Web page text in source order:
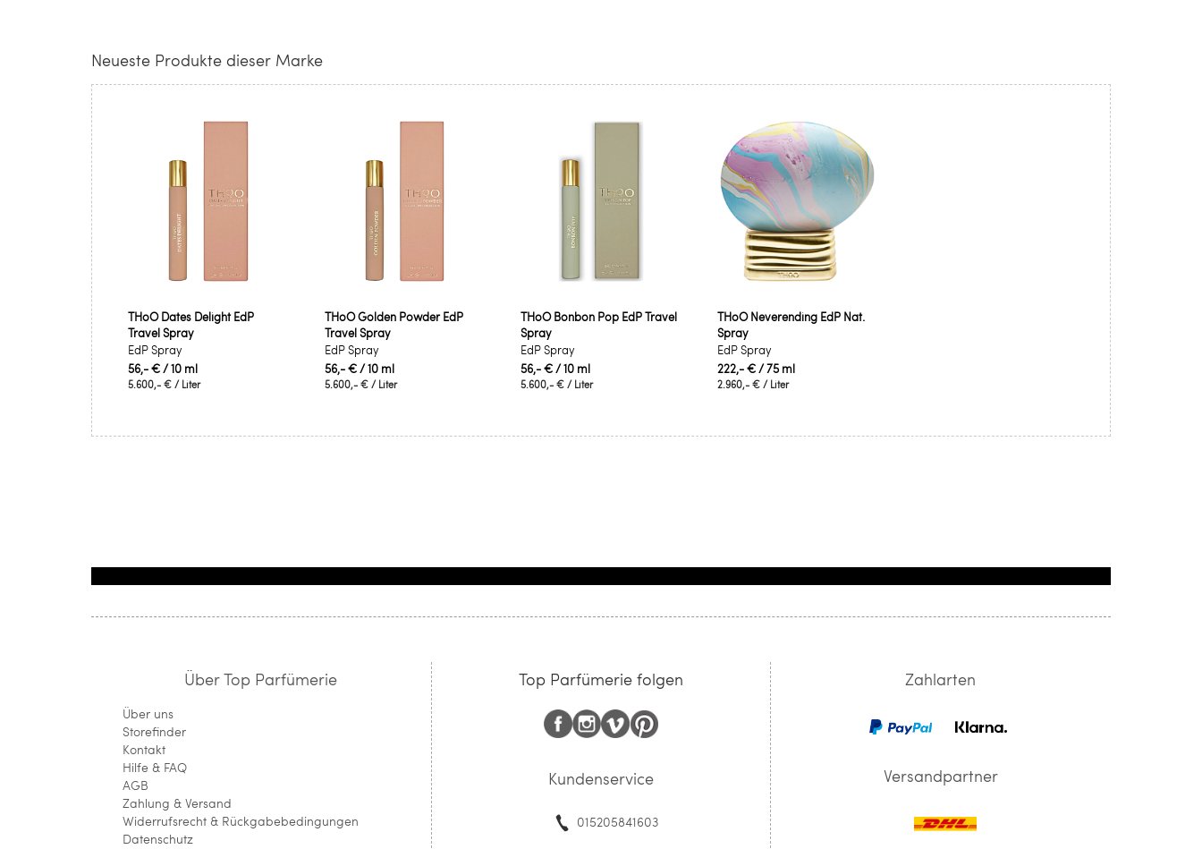
Neueste Produkte dieser Marke
THoO Dates Delight EdP
Travel Spray
EdP Spray
56,- €/ 10 ml
5.600,- € / Liter
THoO Golden Powder EdP
Travel Spray
EdP Spray
56,- €/ 10 ml
5.600,- €/ Liter
THoO Bonbon Pop EdP Travel
Spray
EdP Spray
56,- €/ 10 ml
5.600,- € / Liter
THoO Neverending EdP Nat.
Spray
EdP Spray
222,- €/ 75 ml
2.960,- €/ Liter
Über Top Parfümerie
Über uns
Storefinder
Kontakt
Hilfe & FAQ
AGB
Zahlung & Versand
Widerrufsrecht & Rückgabebedingungen
Datenschutz
Top Parfümerie folgen
Kundenservice
015205841603
Zahlarten
Versandpartner